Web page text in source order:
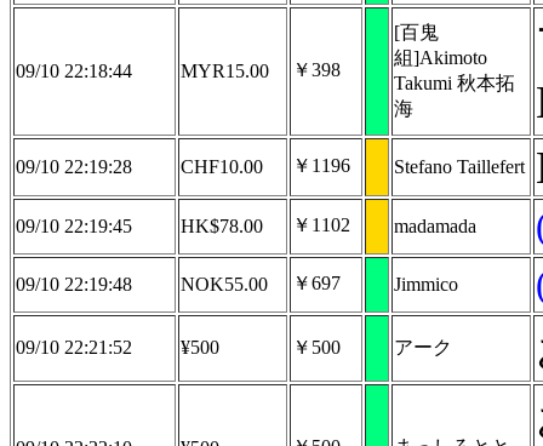
09/10 22:18:44 MYR15.00 ￥398
[百鬼
組]Akimoto
Takumi 秋本拓
海
09/10 22:19:28 CHF10.00 ￥1196 Stefano Taillefert
09/10 22:19:45 HK$78.00 ￥1102 madamada
09/10 22:19:48 NOK55.00 ￥697 Jimmico
09/10 22:21:52 ¥500 ￥500 アーク